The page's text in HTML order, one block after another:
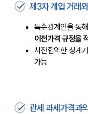
제3자 개입 거래
특수관계인을 통
이전가격 규정을
사전합의한 상계
가능
관세 과세가격과